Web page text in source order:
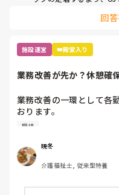
ような工夫をしています
回
施設運営 👑殿堂入り
業務改善が先か？休憩確
業務改善の一環として各
おります。
を充実させたいとの意向
対して、現場職員は休憩
まずは休憩確保した上
職場
暁冬
介護福祉士, 従来型特養